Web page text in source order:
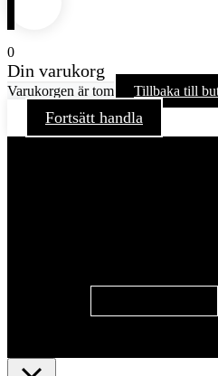
0
Din varukorg
Varukorgen är tom Tillbaka till
Fortsätt handla